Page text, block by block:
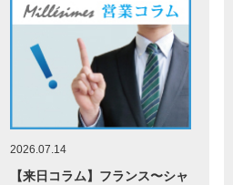
2026.07.14
【来日コラム】フランス〜シャ